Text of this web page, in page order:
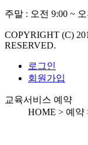
주말 : 오전 9:00 ~
COPYRIGHT (C)
RESERVED.
로그인
회원가입
교육서비스 예약
HOME > 예약